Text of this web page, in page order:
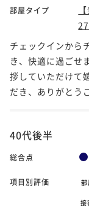
部屋タイプ
チェックインから
き、快適に過ごせ
拶していただけて
だき、ありがとう
40代後半
総合点
項目別評価 部
接